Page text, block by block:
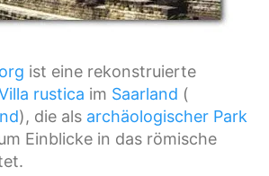
ist eine rekonstruierte
rustica im Saarland (
), die als archäologischer Park
Einblicke in das römische